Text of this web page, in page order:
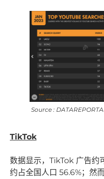
Source :
TikTok
数据显示，TikTok 广告约
约占全国人口 56.6%；然